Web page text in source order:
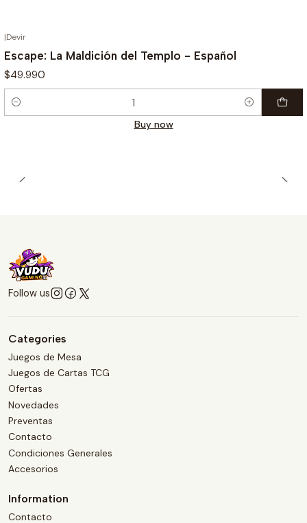
|Devir
Escape: La Maldición del Templo - Español
$49.990
Quantity
Buy now
Follow us
Categories
Juegos de Mesa
Juegos de Cartas TCG
Ofertas
Novedades
Preventas
Contacto
Condiciones Generales
Accesorios
Information
Contacto